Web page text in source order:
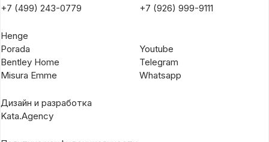
+7 (499) 243-0779
+7 (926) 999-9111
Henge
Porada
Bentley Home
Misura Emme
Youtube
Telegram
Whatsapp
Дизайн и разработка
Kata.Agency